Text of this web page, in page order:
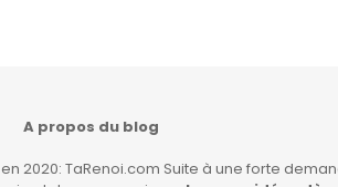
A propos du blog
2020: TaRenoi.com Suite à une forte